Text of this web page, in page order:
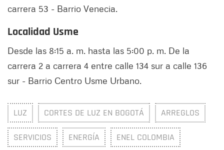
carrera 53 - Barrio Venecia.
Localidad Usme
Desde las 8:15 a. m. hasta las 5:00 p. m. De la
carrera 2 a carrera 4 entre calle 134 sur a calle 136
sur - Barrio Centro Usme Urbano.
LUZ CORTES DE LUZ EN BOGOTÁ ARREGLOS
SERVICIOS ENERGÍA ENEL COLOMBIA